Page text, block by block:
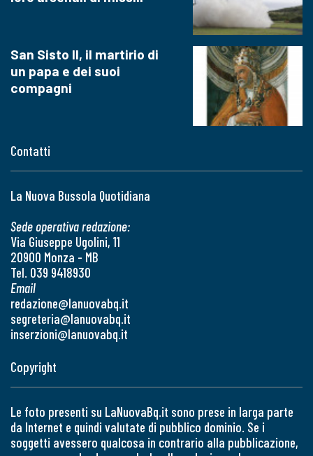
Contatti
La Nuova Bussola Quotidiana
Sede operativa redazione:
Via Giuseppe Ugolini, 11
20900 Monza - MB
Tel. 039 9418930
Email
redazione@lanuovabq.it
segreteria@lanuovabq.it
inserzioni@lanuovabq.it
San Sisto II, il martirio di
un papa e dei suoi
compagni
Copyright
Le foto presenti su LaNuovaBq.it sono prese in larga parte
da Internet e quindi valutate di pubblico dominio. Se i
soggetti avessero qualcosa in contrario alla pubblicazione,